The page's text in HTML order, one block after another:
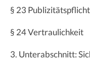
§ 23
§ 24 Vertraulichkeit
3. Unterabschnitt: